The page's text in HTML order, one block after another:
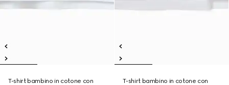
T-shirt bambino in cotone con
T-shirt bambino in cotone con